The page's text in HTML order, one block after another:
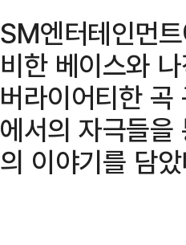
SM엔터테인먼
비한 베이스와
버라이어티한
에서의 자극들
의 이야기를 담